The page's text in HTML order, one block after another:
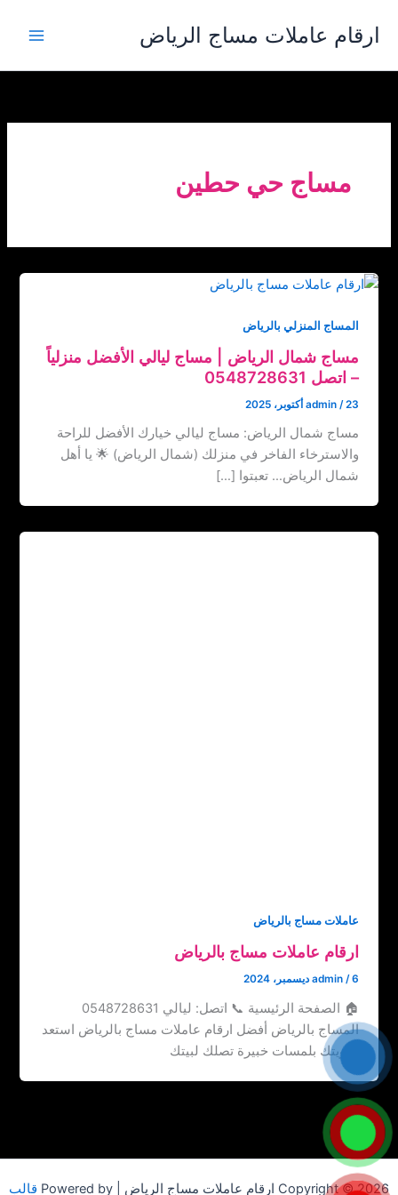
المحتوى
ارقام عاملات مساج الرياض
مساج حي حطين
المساج المنزلي بالرياض
مساج شمال الرياض | مساج ليالي الأفضل منزلياً
– اتصل ‏‪0548728631
admin /23 أكتوبر، 2025
مساج شمال الرياض: مساج ليالي خيارك الأفضل للراحة
والاسترخاء الفاخر في منزلك (شمال الرياض) 🌟 يا أهل
شمال الرياض… تعبتوا […]
عاملات مساج بالرياض
ارقام عاملات مساج بالرياض
admin /6 ديسمبر، 2024
🏠 الصفحة الرئيسية 📞 اتصل: ‏‪0548728631 ليالي
المساج بالرياض أفضل ارقام عاملات مساج بالرياض استعد
حيويتك بلمسات خبيرة تصلك لبيتك
Copyright © 2026 ارقام عاملات مساج الرياض | Powered by قالب